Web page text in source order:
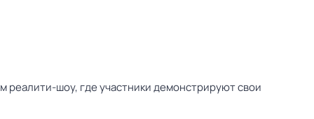
реалити-шоу, где участники демонстрируют свои